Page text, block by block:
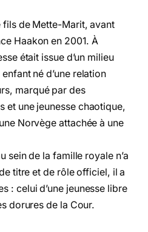
de Mette-Marit, avant
Haakon en 2001. À
était issue d’un milieu
né d’une relation
marqué par des
et une jeunesse chaotique,
Norvège attachée à une
sein de la famille royale n’a
titre et de rôle officiel, il a
: celui d’une jeunesse libre
dorures de la Cour.